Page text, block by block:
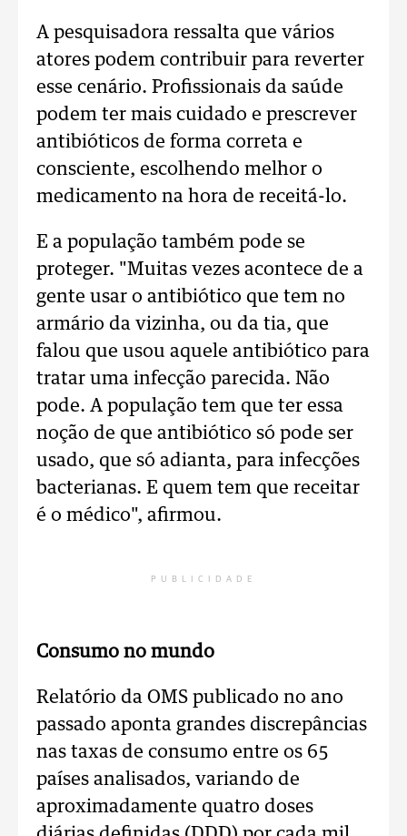
A pesquisadora ressalta que vários
atores podem contribuir para reverter
esse cenário. Profissionais da saúde
podem ter mais cuidado e prescrever
antibióticos de forma correta e
consciente, escolhendo melhor o
medicamento na hora de receitá-lo.
E a população também pode se
proteger. "Muitas vezes acontece de a
gente usar o antibiótico que tem no
armário da vizinha, ou da tia, que
falou que usou aquele antibiótico para
tratar uma infecção parecida. Não
pode. A população tem que ter essa
noção de que antibiótico só pode ser
usado, que só adianta, para infecções
bacterianas. E quem tem que receitar
é o médico", afirmou.
PUBLICIDADE
Consumo no mundo
Relatório da OMS publicado no ano
passado aponta grandes discrepâncias
nas taxas de consumo entre os 65
países analisados, variando de
aproximadamente quatro doses